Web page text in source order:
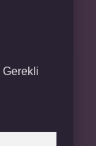
Gerekli